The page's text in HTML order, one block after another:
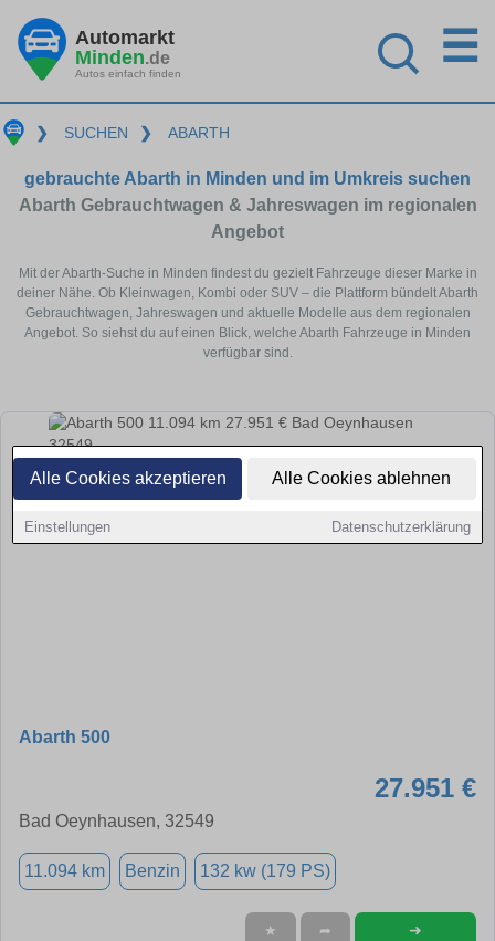
Alle Cookies akzeptieren Alle Cookies ablehnen
Einstellungen Datenschutzerklärung
Automarkt
Minden.de
Autos einfach finden
☰
❯ SUCHEN ❯ ABARTH
gebrauchte Abarth in Minden und im Umkreis suchen
Abarth Gebrauchtwagen & Jahreswagen im regionalen
Angebot
Mit der Abarth-Suche in Minden findest du gezielt Fahrzeuge dieser Marke in
deiner Nähe. Ob Kleinwagen, Kombi oder SUV – die Plattform bündelt Abarth
Gebrauchtwagen, Jahreswagen und aktuelle Modelle aus dem regionalen
Angebot. So siehst du auf einen Blick, welche Abarth Fahrzeuge in Minden
verfügbar sind.
Abarth 500
27.951 €
Bad Oeynhausen, 32549
11.094 km Benzin 132 kw (179 PS)
★ ➦ ➜